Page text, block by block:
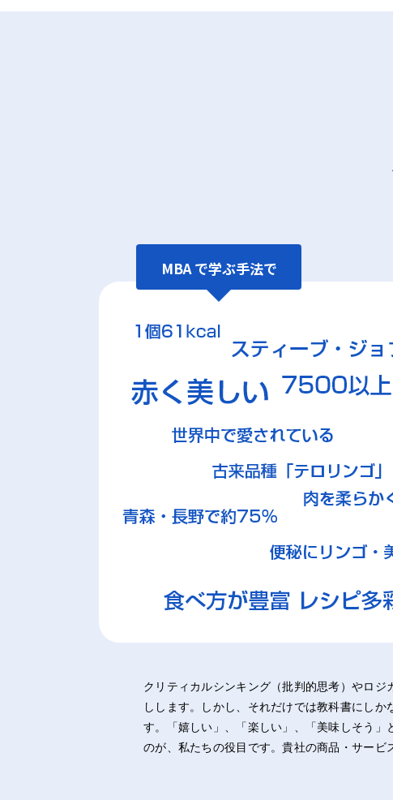
MBA で学ぶ手法で
クリティカルシンキング（批判的思考）やロ
しします。しかし、それだけでは教科書にし
す。「嬉しい」、「楽しい」、「美味しそう
のが、私たちの役目です。貴社の商品・サービ